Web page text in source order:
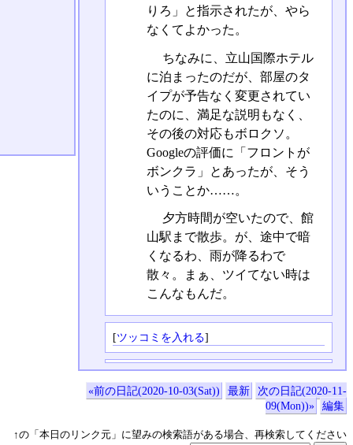
りろ」と指示されたが、やら
なくてよかった。
ちなみに、立山国際ホテル
に泊まったのだが、部屋のタ
イプが予告なく変更されてい
たのに、満足な説明もなく、
その後の対応もボロクソ。
Googleの評価に「フロントが
ボンクラ」とあったが、そう
いうことか……。
夕方時間が空いたので、館
山駅まで散歩。が、途中で暗
くなるわ、雨が降るわで
散々。まぁ、ツイてない時は
こんなもんだ。
[ツッコミを入れる]
«前の日記(2020-10-03(Sat)) 最新
次の日記(2020-11-
09(Mon))»
編集
↑の「本日のリンク元」に望みの検索語がある場合、再検索してください